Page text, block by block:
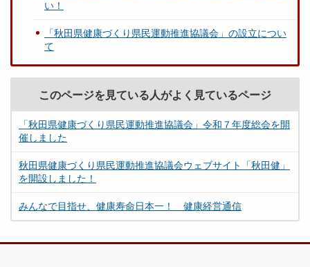
い！
「秋田県健康づくり県民運動推進協議会」の設立につい
て
このページを見ている人がよく見ているページ
「秋田県健康づくり県民運動推進協議会」令和７年度総会を開
催しました
秋田県健康づくり県民運動推進協議会ウェブサイト「秋田健」
を開設しました！
みんなで目指せ、健康寿命日本一！ 健康経営通信